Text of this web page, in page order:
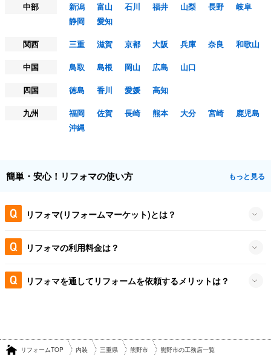
中部
新潟 富山 石川 福井 山梨 長野
岐阜
静岡
愛知
関西
三重 滋賀 京都 大阪 兵庫 奈良
和歌山
中国
鳥取 島根 岡山 広島
山口
四国
徳島 香川 愛媛
高知
九州
福岡 佐賀 長崎 熊本 大分 宮崎
鹿児島
沖縄
簡単・安心！リフォマの使い方 もっと見る
リフォマ(リフォームマーケット)とは？
リフォマの利用料金は？
リフォマを通してリフォームを依頼するメリットは？
リフォームTOP 内装 三重県 熊野市 熊野市の工務店一覧